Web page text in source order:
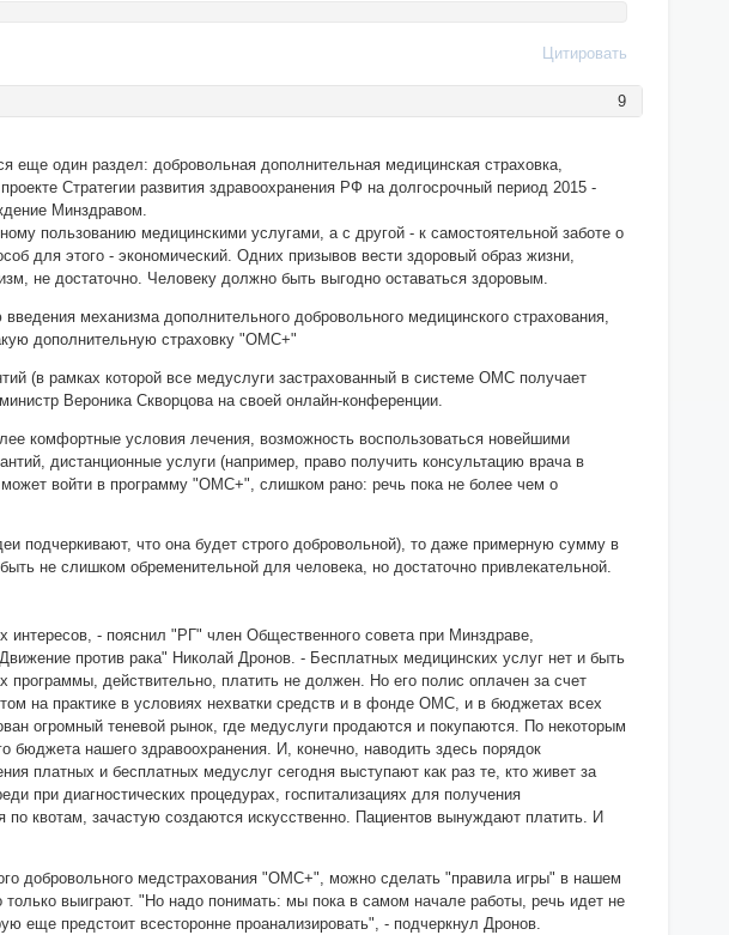
Цитировать
9
еще один раздел: добровольная дополнительная медицинская страховка,
Стратегии развития здравоохранения РФ на долгосрочный период 2015 -
Минздравом.
пользованию медицинскими услугами, а с другой - к самостоятельной заботе о
для этого - экономический. Одних призывов вести здоровый образ жизни,
не достаточно. Человеку должно быть выгодно оставаться здоровым.
механизма дополнительного добровольного медицинского страхования,
дополнительную страховку "ОМС+"
(в рамках которой все медуслуги застрахованный в системе ОМС получает
Вероника Скворцова на своей онлайн-конференции.
комфортные условия лечения, возможность воспользоваться новейшими
дистанционные услуги (например, право получить консультацию врача в
войти в программу "ОМС+", слишком рано: речь пока не более чем о
подчеркивают, что она будет строго добровольной), то даже примерную сумму в
не слишком обременительной для человека, но достаточно привлекательной.
- пояснил "РГ" член Общественного совета при Минздраве,
против рака" Николай Дронов. - Бесплатных медицинских услуг нет и быть
действительно, платить не должен. Но его полис оплачен за счет
на практике в условиях нехватки средств и в фонде ОМС, и в бюджетах всех
огромный теневой рынок, где медуслуги продаются и покупаются. По некоторым
нашего здравоохранения. И, конечно, наводить здесь порядок
платных и бесплатных медуслуг сегодня выступают как раз те, кто живет за
при диагностических процедурах, госпитализациях для получения
квотам, зачастую создаются искусственно. Пациентов вынуждают платить. И
добровольного медстрахования "ОМС+", можно сделать "правила игры" в нашем
только выиграют. "Но надо понимать: мы пока в самом начале работы, речь идет не
еще предстоит всесторонне проанализировать", - подчеркнул Дронов.